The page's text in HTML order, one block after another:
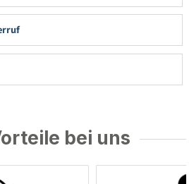
bei uns